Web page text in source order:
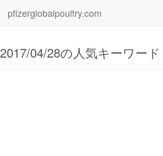
pfizerglobalpoultry.com
2017/04/28の人気キーワード